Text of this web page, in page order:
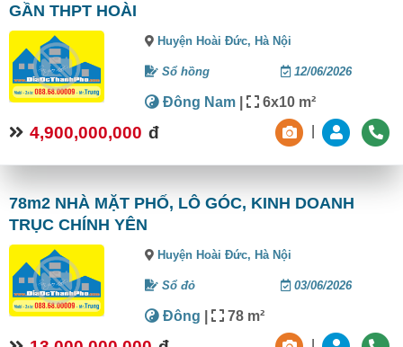
GẦN THPT HOÀI
Huyện Hoài Đức,Hà Nội
Sổ hồng 12/06/2026
Đông Nam | 6x10 m²
4,900,000,000 đ
78m2 NHÀ MẶT PHỐ, LÔ GÓC, KINH DOANH
TRỤC CHÍNH YÊN
Huyện Hoài Đức,Hà Nội
Sổ đỏ 03/06/2026
Đông | 78 m²